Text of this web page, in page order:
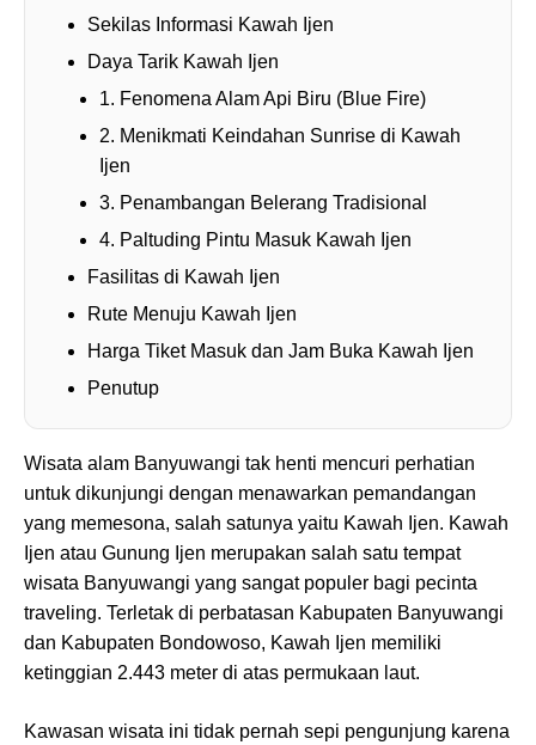
Sekilas Informasi Kawah Ijen
Daya Tarik Kawah Ijen
1. Fenomena Alam Api Biru (Blue Fire)
2. Menikmati Keindahan Sunrise di Kawah
Ijen
3. Penambangan Belerang Tradisional
4. Paltuding Pintu Masuk Kawah Ijen
Fasilitas di Kawah Ijen
Rute Menuju Kawah Ijen
Harga Tiket Masuk dan Jam Buka Kawah Ijen
Penutup
Wisata alam Banyuwangi tak henti mencuri perhatian
untuk dikunjungi dengan menawarkan pemandangan
yang memesona, salah satunya yaitu Kawah Ijen. Kawah
Ijen atau Gunung Ijen merupakan salah satu tempat
wisata Banyuwangi yang sangat populer bagi pecinta
traveling. Terletak di perbatasan Kabupaten Banyuwangi
dan Kabupaten Bondowoso, Kawah Ijen memiliki
ketinggian 2.443 meter di atas permukaan laut.
Kawasan wisata ini tidak pernah sepi pengunjung karena